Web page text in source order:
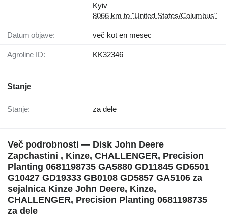
Kyiv
8066 km to "United States/Columbus"
Datum objave: več kot en mesec
Agroline ID: KK32346
Stanje
Stanje: za dele
Več podrobnosti — Disk John Deere
Zapchastini , Kinze, CHALLENGER, Precision
Planting 0681198735 GA5880 GD11845 GD6501
G10427 GD19333 GB0108 GD5857 GA5106 za
sejalnica Kinze John Deere, Kinze,
CHALLENGER, Precision Planting 0681198735
za dele